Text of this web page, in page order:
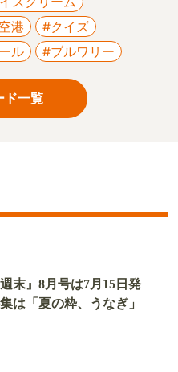
港
#クイズ
ル #ブルワリー
ド一覧
週末』8月号は7月15日発
は「夏の粋、うなぎ」